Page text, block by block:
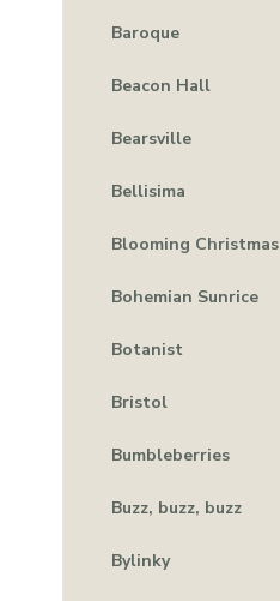
Baroque
Beacon Hall
Bearsville
Bellisima
Blooming Christmas
Bohemian Sunrice
Botanist
Bristol
Bumbleberries
Buzz, buzz, buzz
Bylinky